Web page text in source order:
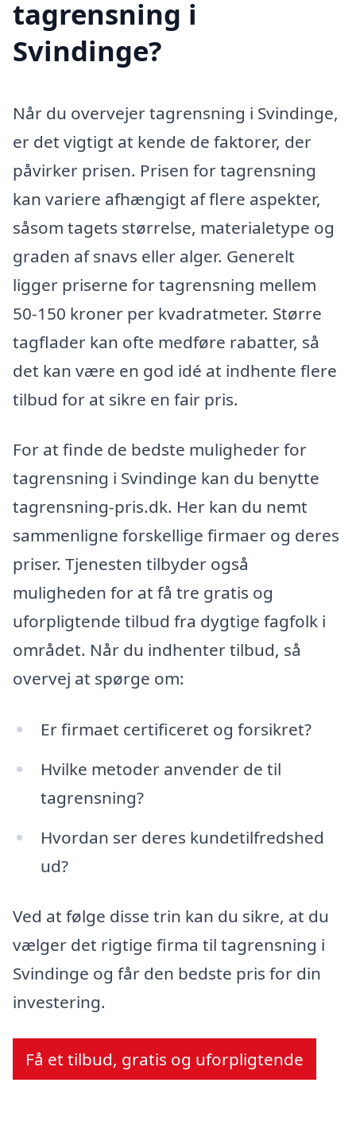
tagrensning i
Svindinge?
Når du overvejer tagrensning i Svindinge,
er det vigtigt at kende de faktorer, der
påvirker prisen. Prisen for tagrensning
kan variere afhængigt af flere aspekter,
såsom tagets størrelse, materialetype og
graden af snavs eller alger. Generelt
ligger priserne for tagrensning mellem
50-150 kroner per kvadratmeter. Større
tagflader kan ofte medføre rabatter, så
det kan være en god idé at indhente flere
tilbud for at sikre en fair pris.
For at finde de bedste muligheder for
tagrensning i Svindinge kan du benytte
tagrensning-pris.dk. Her kan du nemt
sammenligne forskellige firmaer og deres
priser. Tjenesten tilbyder også
muligheden for at få tre gratis og
uforpligtende tilbud fra dygtige fagfolk i
området. Når du indhenter tilbud, så
overvej at spørge om:
Er firmaet certificeret og forsikret?
Hvilke metoder anvender de til
tagrensning?
Hvordan ser deres kundetilfredshed
ud?
Ved at følge disse trin kan du sikre, at du
vælger det rigtige firma til tagrensning i
Svindinge og får den bedste pris for din
investering.
Få et tilbud, gratis og uforpligtende